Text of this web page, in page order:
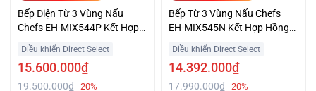
Bếp Điện Từ 3 Vùng Nấu
Chefs EH-MIX544P Kết Hợp
Điều khiển Direct Select
15.600.000₫
19.500.000₫ -20%
Bếp Từ 3 Vùng Nấu Chefs
EH-MIX545N Kết Hợp Hồng
Điều khiển Direct Select
14.392.000₫
17.990.000₫ -20%